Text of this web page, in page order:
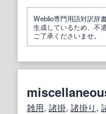
Weblio専門用語対訳辞
生成しているため、不
ご了承くださいませ。
雑用, 諸掛, 諸掛り ,